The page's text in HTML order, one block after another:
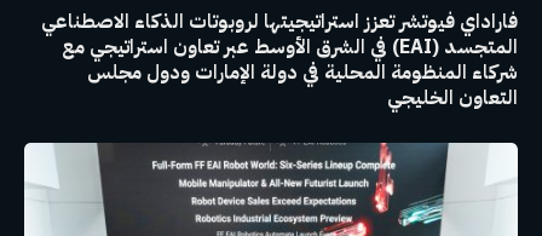
فاراداي فيوتشر تعزز استراتيجيتها لروبوتات الذكاء الاصطناعي
المتجسد (EAI) في الشرق الأوسط عبر تعاون استراتيجي مع
شركاء المنظومة المحلية في دولة الإمارات ودول مجلس
التعاون الخليجي